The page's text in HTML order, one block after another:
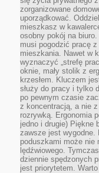
zorganizowane
uporządkować.
mieszkasz w
osobny pokój na
musi pogodzić pracę
mieszkania. Nawet w
wyznaczyć „strefę
oknie, mały stolik z
krzesłem. Kluczem
służy do pracy i tylko
po pewnym czasie
z koncentracją, a nie
rozrywką. Ergonomia
jedno i drugie) Piękne
zawsze jest wygodne.
poduszkami może nie
lędźwiowego.
dziennie spędzonych
jest priorytetem.